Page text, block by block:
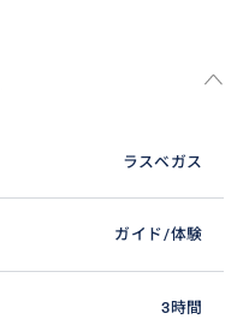
ラスベガス
ガイド/体験
3時間